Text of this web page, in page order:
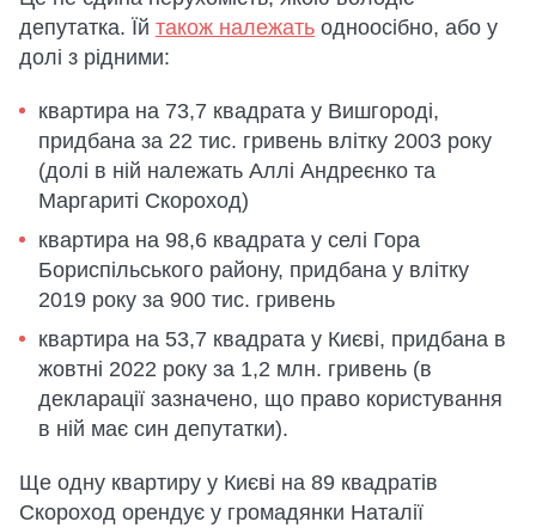
депутатка. Їй також належать одноосібно, або у
долі з рідними:
квартира на 73,7 квадрата у Вишгороді,
придбана за 22 тис. гривень влітку 2003 року
(долі в ній належать Аллі Андреєнко та
Маргариті Скороход)
квартира на 98,6 квадрата у селі Гора
Бориспільського району, придбана у влітку
2019 року за 900 тис. гривень
квартира на 53,7 квадрата у Києві, придбана в
жовтні 2022 року за 1,2 млн. гривень (в
декларації зазначено, що право користування
в ній має син депутатки).
Ще одну квартиру у Києві на 89 квадратів
Скороход орендує у громадянки Наталії